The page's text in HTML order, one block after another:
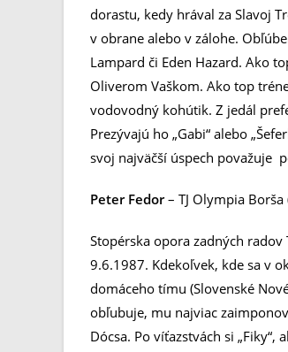
dorastu, kedy hrával za Slavoj
v obrane alebo v zálohe.
Lampard či Eden Hazard. Ako
Oliverom Vaškom. Ako top
vodovodný kohútik. Z jedál
Prezývajú ho „Gabi“ alebo
svoj najväčší úspech považuje
Peter Fedor– TJ Olympia Borša
Stopérska opora zadných radov
9.6.1987. Kdekoľvek, kde sa v
domáceho tímu (Slovenské
obľubuje, mu najviac
Dócsa. Po víťazstvách si